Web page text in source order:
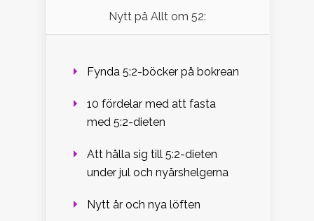
Nytt på Allt om 52:
Fynda 5:2-böcker på bokrean
10 fördelar med att fasta
med 5:2-dieten
Att hålla sig till 5:2-dieten
under jul och nyårshelgerna
Nytt år och nya löften